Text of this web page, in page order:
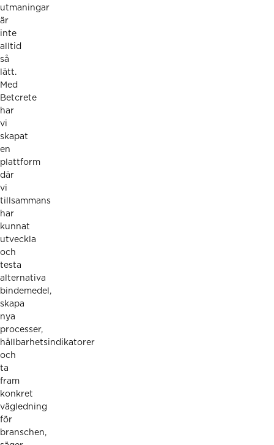
utmaningar
är
inte
alltid
så
lätt.
Med
Betcrete
har
vi
skapat
en
plattform
där
vi
tillsammans
har
kunnat
utveckla
och
testa
alternativa
bindemedel,
skapa
nya
processer,
hållbarhetsindikatorer
och
ta
fram
konkret
vägledning
för
branschen,